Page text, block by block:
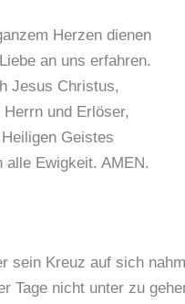
Herzen dienen
an uns erfahren.
Jesus Christus,
und Erlöser,
Geistes
Ewigkeit. AMEN.
sein Kreuz auf sich
Tage nicht unter zu